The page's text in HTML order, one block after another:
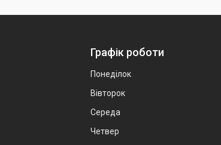
Графік роботи
Понеділок
Вівторок
Середа
Четвер